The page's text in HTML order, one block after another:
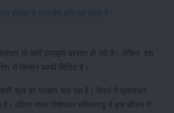
बारिश से फसलीय क्षति की चपेट में
तो कहीं झमाझम बरसात हो रही है। लेकिन, देश
से किसान काफी चिंतित है।
सूखे का प्रकोप चल रहा है। विदर्भ में मूसलाधार
है। दक्षिण भारत विशेषकर तमिलनाडु में इस सीजन में